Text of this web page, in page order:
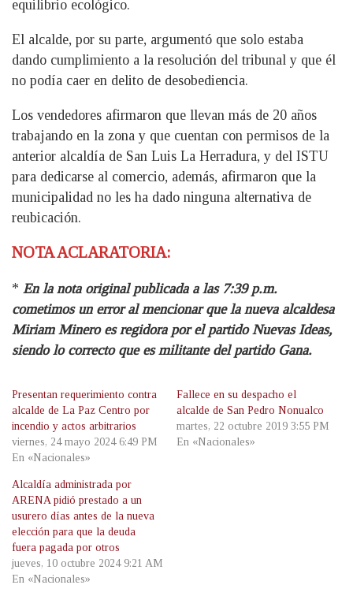
equilibrio ecológico.
El alcalde, por su parte, argumentó que solo estaba
dando cumplimiento a la resolución del tribunal y que él
no podía caer en delito de desobediencia.
Los vendedores afirmaron que llevan más de 20 años
trabajando en la zona y que cuentan con permisos de la
anterior alcaldía de San Luis La Herradura, y del ISTU
para dedicarse al comercio, además, afirmaron que la
municipalidad no les ha dado ninguna alternativa de
reubicación.
NOTA ACLARATORIA:
* En la nota original publicada a las 7:39 p.m.
cometimos un error al mencionar que la nueva alcaldesa
Miriam Minero es regidora por el partido Nuevas Ideas,
siendo lo correcto que es militante del partido Gana.
Presentan requerimiento contra
alcalde de La Paz Centro por
incendio y actos arbitrarios
viernes, 24 mayo 2024 6:49 PM
En «Nacionales»
Fallece en su despacho el
alcalde de San Pedro Nonualco
martes, 22 octubre 2019 3:55 PM
En «Nacionales»
Alcaldía administrada por
ARENA pidió prestado a un
usurero días antes de la nueva
elección para que la deuda
fuera pagada por otros
jueves, 10 octubre 2024 9:21 AM
En «Nacionales»